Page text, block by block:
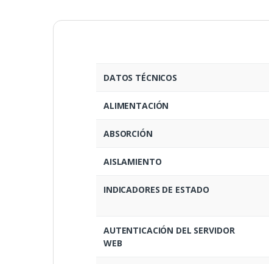
DATOS TÉCNICOS
ALIMENTACIÓN
ABSORCIÓN
AISLAMIENTO
INDICADORES DE ESTADO
AUTENTICACIÓN DEL SERVIDOR
WEB